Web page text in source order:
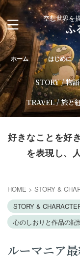
空想世界を
ふ
ホーム はじめに
STORY / 物語
TRAVEL / 旅と
好きなことを好
を表現し、
HOME > STORY &
STORY &
心のしおりと作品の記
ルーマニア